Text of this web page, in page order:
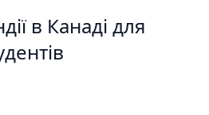
в Канаді для